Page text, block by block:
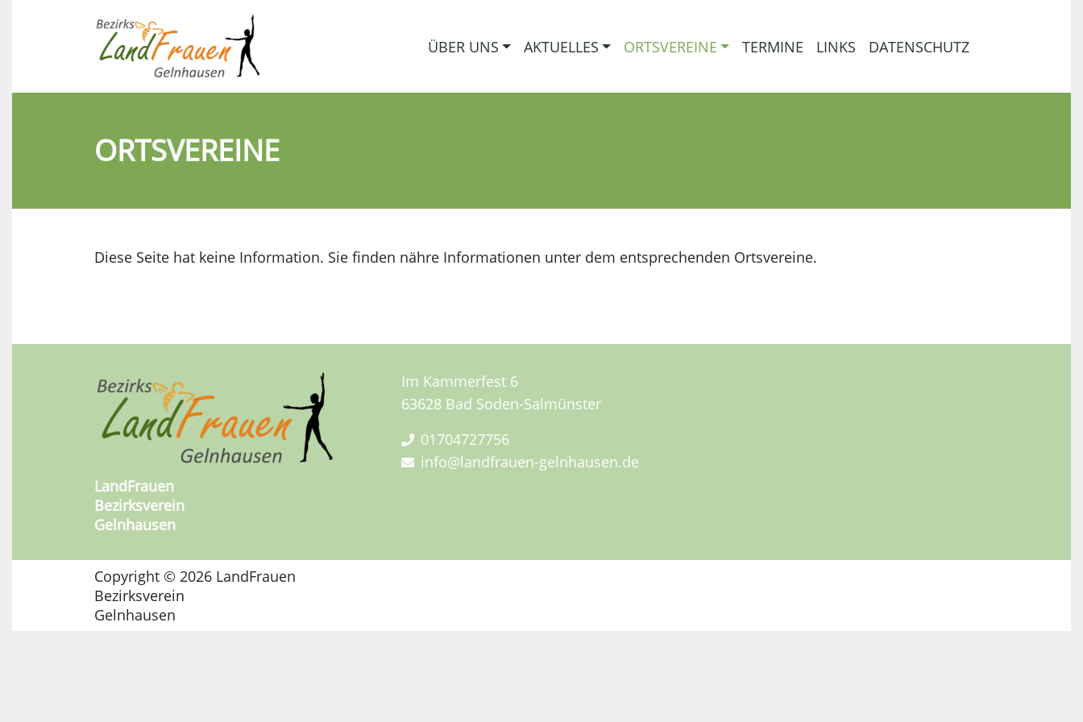
ÜBER UNS AKTUELLES ORTSVEREINE TERMINE LINKS DATENSCHUTZ
ORTSVEREINE
Diese Seite hat keine Information. Sie finden nähre Informationen unter dem entsprechenden Ortsvereine.
LandFrauen
Bezirksverein
Gelnhausen
Im Kammerfest 6
63628 Bad Soden-Salmünster
01704727756
info@landfrauen-gelnhausen.de
Copyright © 2026 LandFrauen
Bezirksverein
Gelnhausen